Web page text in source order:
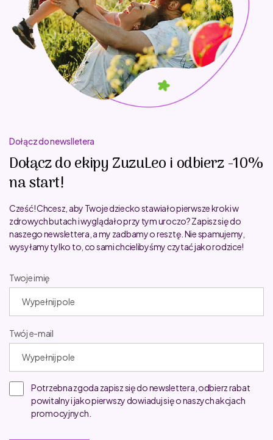
Dołącz do newslletera
Dołącz do ekipy ZuzuLeo i odbierz -10%
na start!
Cześć! Chcesz, aby Twoje dziecko stawiało pierwsze kroki w
zdrowych butach i wyglądało przy tym uroczo? Zapisz się do
naszego newslettera, a my zadbamy o resztę. Nie spamujemy,
wysyłamy tylko to, co sami chcielibyśmy czytać jako rodzice!
Twoje imię
Twój e-mail
Potrzebna zgoda zapisz się do newslettera, odbierz rabat
powitalny i jako pierwszy dowiaduj się o naszych akcjach
promocyjnych.